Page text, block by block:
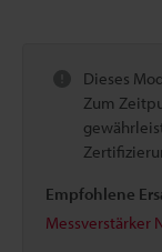
Dieses
Zum
Empfohlene
Messverstärker